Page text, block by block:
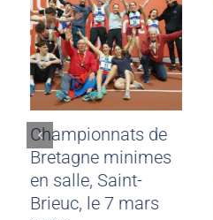
Championnats
départementaux
benjamins en salle,
Rennes, le 7 mars